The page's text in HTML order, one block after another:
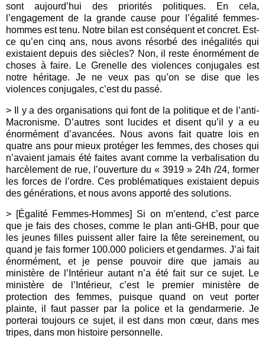
sont aujourd’hui des priorités politiques. En cela,
l’engagement de la grande cause pour l’égalité femmes-
hommes est tenu. Notre bilan est conséquent et concret. Est-
ce qu’en cinq ans, nous avons résorbé des inégalités qui
existaient depuis des siècles? Non, il reste énormément de
choses à faire. Le Grenelle des violences conjugales est
notre héritage. Je ne veux pas qu’on se dise que les
violences conjugales, c’est du passé.
> Il y a des organisations qui font de la politique et de l’anti-
Macronisme. D’autres sont lucides et disent qu’il y a eu
énormément d’avancées. Nous avons fait quatre lois en
quatre ans pour mieux protéger les femmes, des choses qui
n’avaient jamais été faites avant comme la verbalisation du
harcèlement de rue, l’ouverture du « 3919 » 24h /24, former
les forces de l’ordre. Ces problématiques existaient depuis
des générations, et nous avons apporté des solutions.
> [Égalité Femmes-Hommes] Si on m’entend, c’est parce
que je fais des choses, comme le plan anti-GHB, pour que
les jeunes filles puissent aller faire la fête sereinement, ou
quand je fais former 100.000 policiers et gendarmes. J’ai fait
énormément, et je pense pouvoir dire que jamais au
ministère de l’Intérieur autant n’a été fait sur ce sujet. Le
ministère de l’Intérieur, c’est le premier ministère de
protection des femmes, puisque quand on veut porter
plainte, il faut passer par la police et la gendarmerie. Je
porterai toujours ce sujet, il est dans mon cœur, dans mes
tripes, dans mon histoire personnelle.